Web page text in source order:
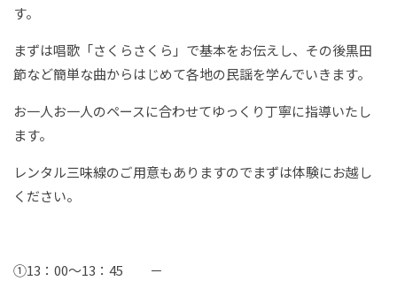
す。
まずは唱歌「さくらさくら」で基本をお伝えし、その後黒田
節など簡単な曲からはじめて各地の民謡を学んでいきます。
お一人お一人のペースに合わせてゆっくり丁寧に指導いたし
ます。
レンタル三味線のご用意もありますのでまずは体験にお越し
ください。
①13：00～13：45 －